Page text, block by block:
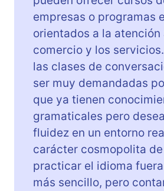
empresas o programas
orientados a la atención
comercio y los
las clases de
ser muy demandadas
que ya tienen
gramaticales pero
fluidez en un entorno
carácter cosmopolita
practicar el idioma
más sencillo, pero